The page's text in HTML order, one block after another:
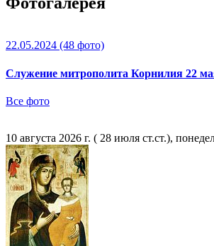
22.05.2024 (48 фото)
Служение митрополита Корнилия 22
Все фото
10 августа 2026 г. ( 28 июля ст.ст.),